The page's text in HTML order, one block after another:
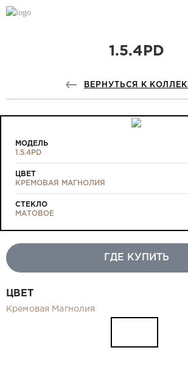
КОМПАНИЯ
PROFILDOORS
Проекты
1.5.4PD
ВЕРНУТЬСЯ К
МОДЕЛЬ
1.5.4PD
ЦВЕТ
КРЕМОВАЯ МАГНОЛИЯ
СТЕКЛО
МАТОВОЕ
ГДЕ КУПИТЬ
ЦВЕТ
Кремовая Магнолия